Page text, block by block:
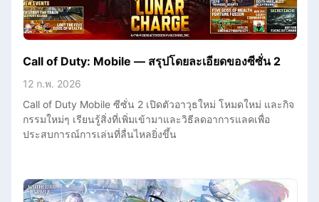
Call of Duty: Mobile — สรุปโดยละเอียดของซีซั่น 2
12 ก.พ. 2026
Call of Duty Mobile ซีซั่น 2 เปิดตัวอาวุธใหม่ โหมดใหม่ และกิจ
กรรมใหม่ๆ เรียนรู้สิ่งที่เพิ่มเข้ามาและวิธีลดอาการแลคเพื่อ
ประสบการณ์การเล่นที่ลื่นไหลยิ่งขึ้น